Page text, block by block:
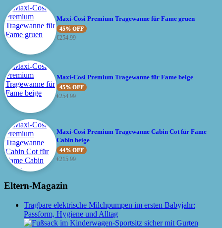
Maxi-Cosi Premium Tragewanne für Fame gruen
45% OFF
€254.99
Maxi-Cosi Premium Tragewanne für Fame beige
45% OFF
€254.99
Maxi-Cosi Premium Tragewanne Cabin Cot für Fame
Cabin beige
44% OFF
€215.99
Eltern-Magazin
Tragbare elektrische Milchpumpen im ersten Babyjahr:
Passform, Hygiene und Alltag